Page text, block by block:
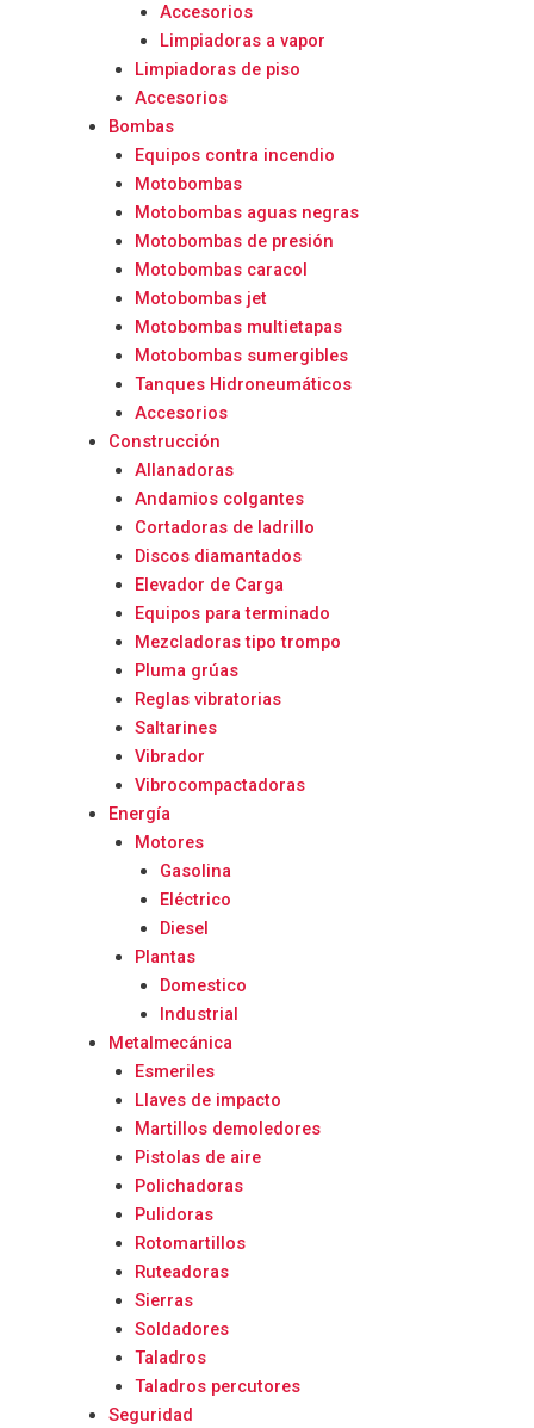
Accesorios
Limpiadoras a vapor
Limpiadoras de piso
Accesorios
Bombas
Equipos contra incendio
Motobombas
Motobombas aguas negras
Motobombas de presión
Motobombas caracol
Motobombas jet
Motobombas multietapas
Motobombas sumergibles
Tanques Hidroneumáticos
Accesorios
Construcción
Allanadoras
Andamios colgantes
Cortadoras de ladrillo
Discos diamantados
Elevador de Carga
Equipos para terminado
Mezcladoras tipo trompo
Pluma grúas
Reglas vibratorias
Saltarines
Vibrador
Vibrocompactadoras
Energía
Motores
Gasolina
Eléctrico
Diesel
Plantas
Domestico
Industrial
Metalmecánica
Esmeriles
Llaves de impacto
Martillos demoledores
Pistolas de aire
Polichadoras
Pulidoras
Rotomartillos
Ruteadoras
Sierras
Soldadores
Taladros
Taladros percutores
Seguridad